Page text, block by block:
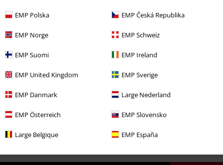
EMP Polska EMP Česká Republika
EMP Norge EMP Schweiz
EMP Suomi EMP Ireland
EMP United Kingdom EMP Sverige
EMP Danmark Large Nederland
EMP Österreich EMP Slovensko
Large Belgique EMP España
Plus de catégories. Plus d'options.
Nouveautés Vêtements Enfant
Divertissement
Films & TV KPop Demon Hunters
Vêtements T-Shirts
Films & TV Vêtements